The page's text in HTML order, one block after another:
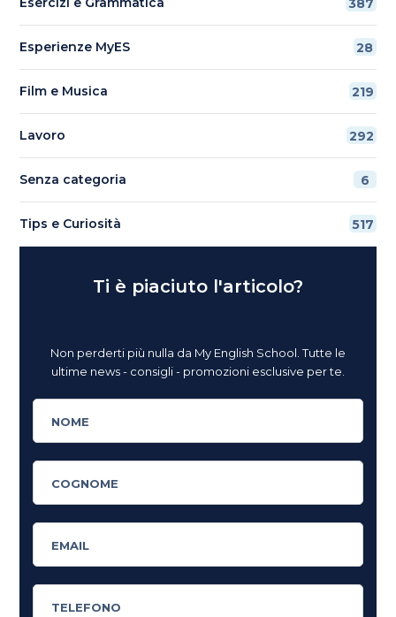
387
Esperienze MyES 28
Film e Musica 219
Lavoro 292
Senza categoria 6
Tips e Curiosità 517
Ti è piaciuto l'articolo?
Non perderti più nulla da My English School. Tutte le
ultime news - consigli - promozioni esclusive per te.